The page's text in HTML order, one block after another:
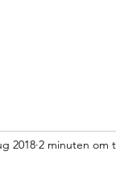
2018 2 minuten om